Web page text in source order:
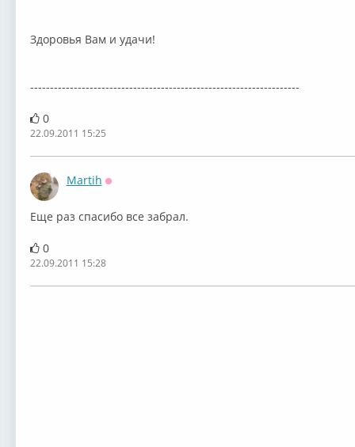
Здоровья Вам и удачи!
--------------------------------------------------------------------
0
22.09.2011 15:25
Martih
Еще раз спасибо все забрал.
0
22.09.2011 15:28